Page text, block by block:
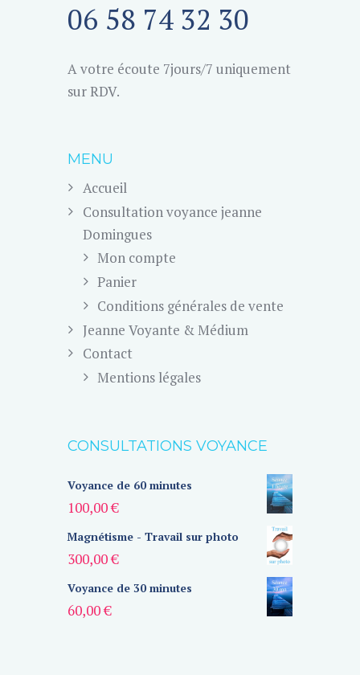
06 58 74 32 30
A votre écoute 7jours/7 uniquement
sur RDV.
MENU
Accueil
Consultation voyance jeanne
Domingues
Mon compte
Panier
Conditions générales de vente
Jeanne Voyante & Médium
Contact
Mentions légales
CONSULTATIONS VOYANCE
Voyance de 60 minutes
100,00€
Magnétisme - Travail sur photo
300,00€
Voyance de 30 minutes
60,00€